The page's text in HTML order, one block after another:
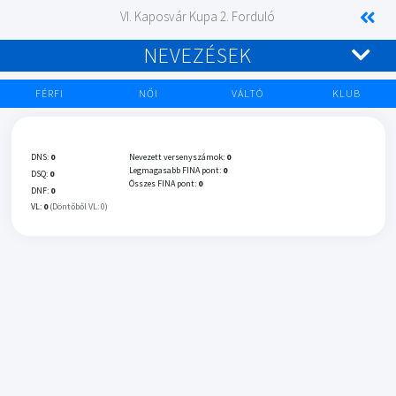
VI. Kaposvár Kupa 2. Forduló
NEVEZÉSEK
FÉRFI NŐI VÁLTÓ KLUB
DNS: 0
DSQ: 0
DNF: 0
VL: 0 (Döntőből VL: 0)
Nevezett versenyszámok: 0
Legmagasabb FINA pont: 0
Összes FINA pont: 0